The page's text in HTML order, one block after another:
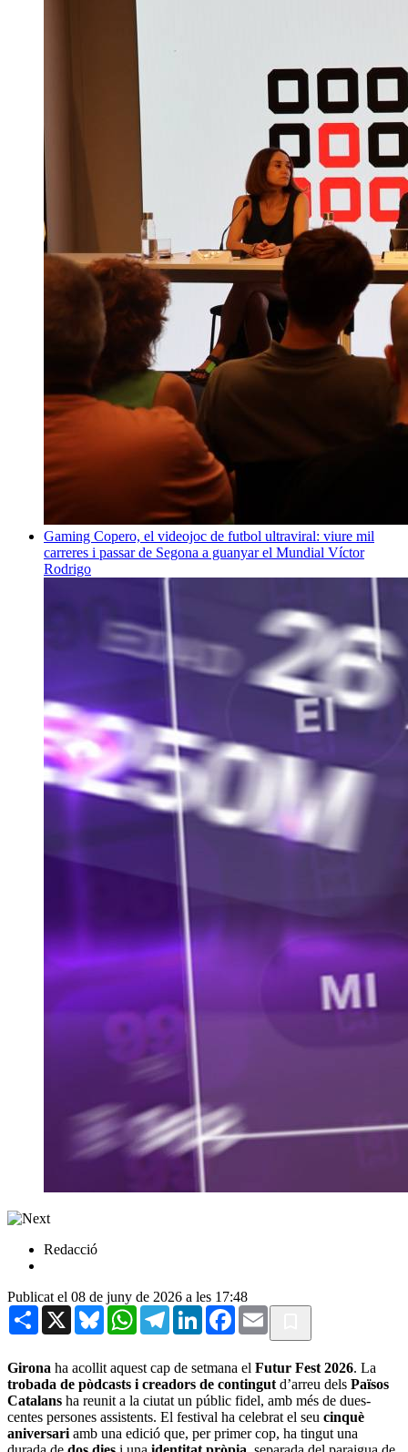
Gaming Copero, el videojoc de futbol ultraviral: viure mil
carreres i passar de Segona a guanyar el Mundial Víctor
Rodrigo
Redacció
Publicat el 08 de juny de 2026 a les 17:48
Share X BlueskyWhatsAppTelegramLinkedInFacebook
Email
Girona ha acollit aquest cap de setmana el Futur Fest 2026. La
trobada de pòdcasts i creadors de contingut d’arreu dels Països
Catalans ha reunit a la ciutat un públic fidel, amb més de dues-
centes persones assistents. El festival ha celebrat el seu cinquè
aniversari amb una edició que, per primer cop, ha tingut una